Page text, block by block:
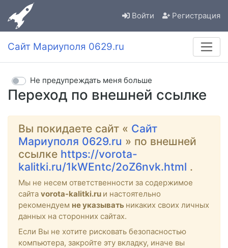
Войти Регистрация
Сайт Мариуполя 0629.ru
Переход по внешней ссылке
Не предупреждать меня больше
Вы покидаете сайт « Сайт
Мариуполя 0629.ru » по внешней
ссылке https://vorota-
kalitki.ru/1kWEntc/2oZ6nvk.html .
Мы не несем ответственности за содержимое
сайта vorota-kalitki.ru и настоятельно
рекомендуем не указывать никаких своих личных
данных на сторонних сайтах.
Если Вы не хотите рисковать безопасностью
компьютера, закройте эту вкладку, иначе вы